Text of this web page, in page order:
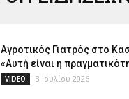
Αγροτικός Γιατρός στο
«Αυτή είναι η
VIDEO 3 Ιουλίου 2026